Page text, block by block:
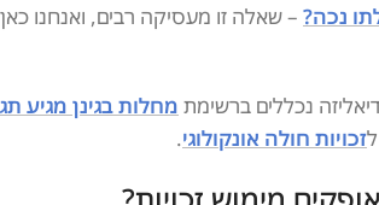
נכה? – שאלה זו מעסיקה רבים, ואנחנו כאן
נכללים ברשימת מחלות בגינן מגיע תג
זכויות חולה אונקולוגי.